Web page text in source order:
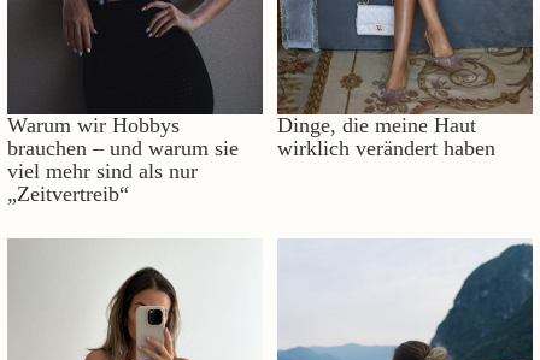
Warum wir Hobbys
brauchen – und warum sie
viel mehr sind als nur
„Zeitvertreib“
Dinge, die meine Haut
wirklich verändert haben